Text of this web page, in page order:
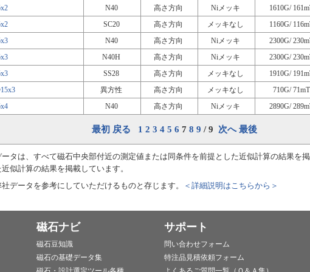
N40 高さ方向 Niメッキ
1610G/
SC20 高さ方向 メッキなし
1160G/
N40 高さ方向 Niメッキ
2300G/
N40H 高さ方向 Niメッキ
2300G/
SS28 高さ方向 メッキなし
1910G/
異方性 高さ方向 メッキなし
710G/ 71mT
N40 高さ方向 Niメッキ 2890G/
最初 戻る 1 2 3 4 5 6 7 8 9 / 9 次へ 最後
タは、すべて磁石中央部付近の測定値または同条件を前提とした近似計算の結果を
似計算の結果を掲載しています。
データを参考にしていただけるものと存じます。
＜詳細説明はこちらから＞
磁石ナビ
磁石豆知識
磁石の基礎データ集
サポート
問い合わせフォーム
特注品見積依頼フォーム